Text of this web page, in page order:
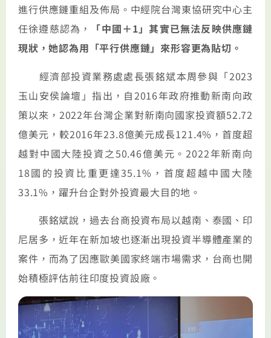
進行供應鏈重組及佈局。中經院台灣東協研究中心主
任徐遵慈認為，
「中國＋1」其實已無法反映供應鏈
現狀，她認為用「平行供應鏈」來形容更為貼切。
經濟部投資業務處處長張銘斌本周參與「2023
玉山安侯論壇」指出，自2016年政府推動新南向政
策以來，2022年台灣企業對新南向國家投資額52.72
億美元，較2016年23.8億美元成長121.4%，首度超
越對中國大陸投資之50.46億美元。2022年新南向
18國的投資比重更達35.1%，首度超越中國大陸
33.1%，躍升台企對外投資最大目的地。
張銘斌說，過去台商投資布局以越南、泰國、印
尼居多，近年在新加坡也逐漸出現投資半導體產業的
案件，而為了因應歐美國家終端市場需求，台商也開
始積極評估前往印度投資設廠。